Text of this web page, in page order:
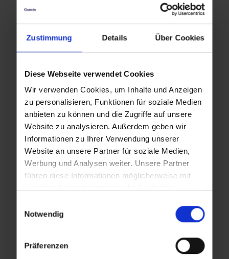
Zustimmung Details Über Cookies
Diese Webseite verwendet Cookies
Wir verwenden Cookies, um Inhalte und Anzeigen
zu personalisieren, Funktionen für soziale Medien
anbieten zu können und die Zugriffe auf unsere
Website zu analysieren. Außerdem geben wir
Informationen zu Ihrer Verwendung unserer
Website an unsere Partner für soziale Medien,
Werbung und Analysen weiter. Unsere Partner
führen diese Informationen möglicherweise mit
Nutzung der Dienste gesammelt haben.
Notwendig
Präferenzen
Sa,
05.12.2026
So,
06.12.2026
Mo,
07.12.2026
15:00
Di,
08.12.2026
15:00
Fr,
11.12.2026
15:00
Sa,
12.12.2026